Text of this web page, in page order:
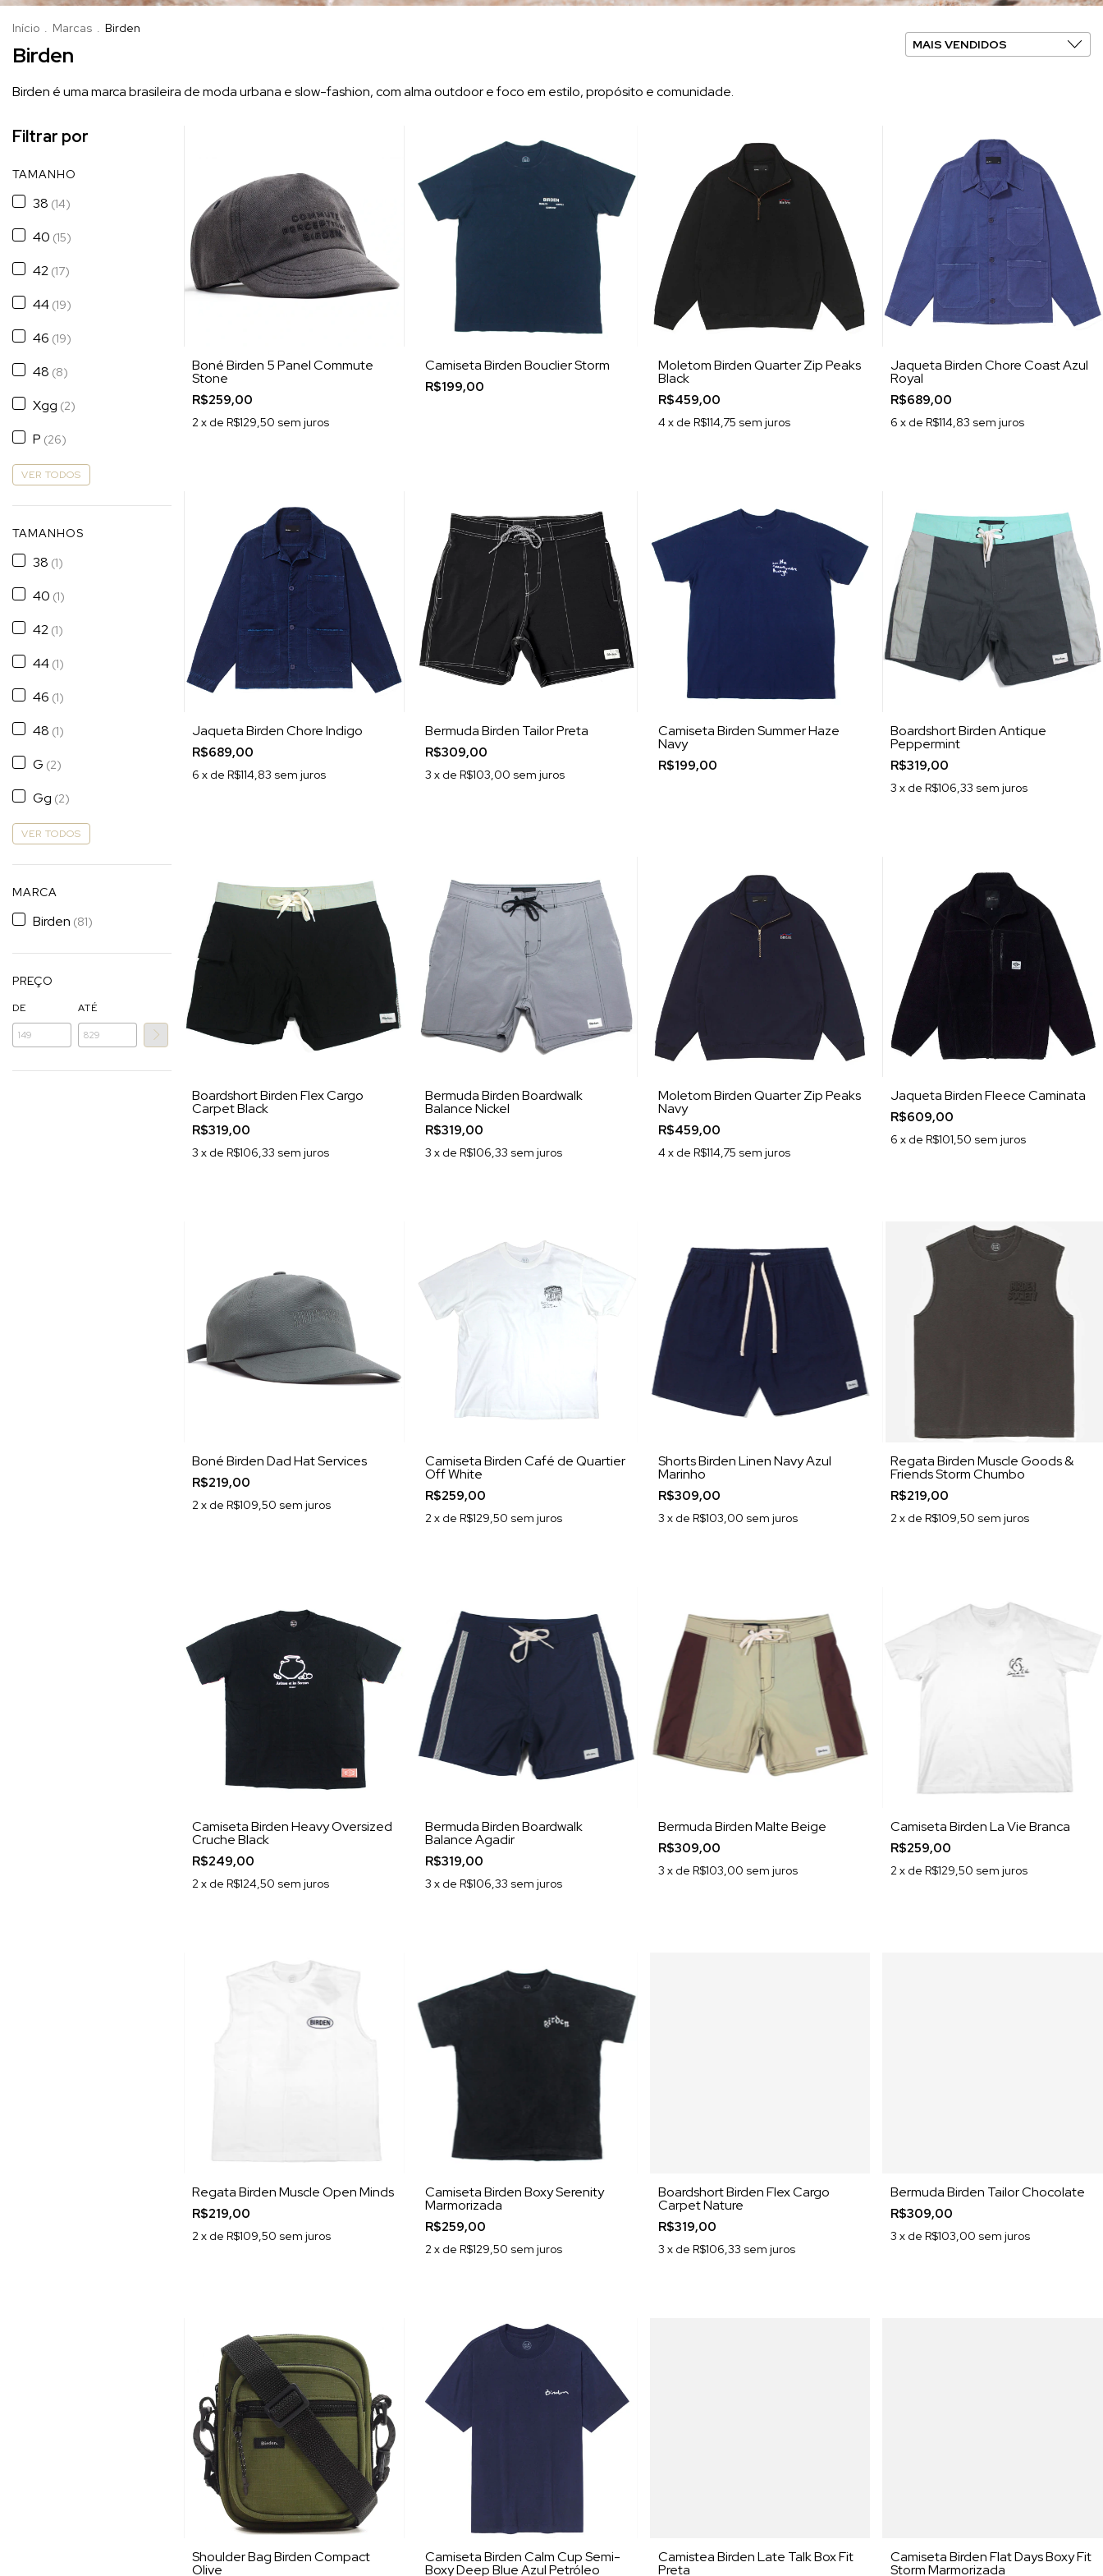
Início . Marcas . Birden
Birden
Birden é uma marca brasileira de moda urbana e slow-fashion, com alma outdoor e foco em estilo, propósito e comunidade.
Filtrar por
TAMANHO
38 (14)
40 (15)
42 (17)
44 (19)
46 (19)
48 (8)
Xgg (2)
P (26)
VER TODOS
TAMANHOS
38 (1)
40 (1)
42 (1)
44 (1)
46 (1)
48 (1)
G (2)
Gg (2)
VER TODOS
MARCA
Birden (81)
PREÇO
DE ATÉ
Boné Birden 5 Panel Commute
Stone
R$259,00
2x de R$129,50 sem juros
Camiseta Birden Bouclier Storm
R$199,00
Moletom Birden Quarter Zip Peaks
Black
R$459,00
4 x de R$114,75 sem juros
Jaqueta Birden Chore Coast Azul
Royal
R$689,00
6 x deR$114,83 sem juros
Jaqueta Birden Chore Indigo
R$689,00
6 x de R$114,83 sem juros
Bermuda Birden Tailor Preta
R$309,00
3 x de R$103,00 sem juros
Camiseta Birden Summer Haze
Navy
R$199,00
Boardshort Birden Antique
Peppermint
R$319,00
3 x deR$106,33 sem juros
Boardshort Birden Flex Cargo
Carpet Black
R$319,00
3 x de R$106,33 sem juros
Bermuda Birden Boardwalk
Balance Nickel
R$319,00
3 x de R$106,33 sem juros
Moletom Birden Quarter Zip Peaks
Navy
R$459,00
4 x de R$114,75 sem juros
Jaqueta Birden Fleece Caminata
R$609,00
6 x deR$101,50 sem juros
Boné Birden Dad Hat Services
R$219,00
2x de R$109,50 sem juros
Camiseta Birden Café de Quartier
Off White
R$259,00
2x de R$129,50 sem juros
Shorts Birden Linen Navy Azul
Marinho
R$309,00
3 x de R$103,00 sem juros
Regata Birden Muscle Goods &
Friends Storm Chumbo
R$219,00
2x deR$109,50 sem juros
Camiseta Birden Heavy Oversized
Cruche Black
R$249,00
2x de R$124,50 sem juros
Bermuda Birden Boardwalk
Balance Agadir
R$319,00
3 x de R$106,33 sem juros
Bermuda Birden Malte Beige
R$309,00
3 x de R$103,00 sem juros
Camiseta Birden La Vie Branca
R$259,00
2x deR$129,50 sem juros
Regata Birden Muscle Open Minds
R$219,00
2 x de R$109,50 sem juros
Camiseta Birden Boxy Serenity
Marmorizada
R$259,00
2 x de R$129,50 sem juros
Boardshort Birden Flex Cargo
Carpet Nature
R$319,00
3 x de R$106,33 sem juros
Bermuda Birden Tailor Chocolate
R$309,00
3 x deR$103,00 sem juros
Shoulder Bag Birden Compact
Olive
Camiseta Birden Calm Cup Semi-
Boxy Deep Blue Azul Petróleo
Camistea Birden Late Talk Box Fit
Preta
Camiseta Birden Flat Days Boxy Fit
Storm Marmorizada